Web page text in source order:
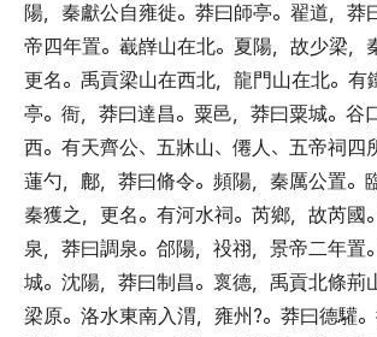
陽， 秦獻公自雍徙。 莽曰師亭。 翟道， 莽
帝四年置。 嶻嶭山在北。 夏陽， 故少梁，
更名。 禹貢梁山在西北， 龍門山在北。 有
亭。 衙， 莽曰達昌。 粟邑， 莽曰粟城。 谷
西。 有天齊公、 五牀山、 僊人、 五帝祠四
蓮勺， 鄜， 莽曰脩令。 頻陽， 秦厲公置。
秦獲之， 更名。 有河水祠。 芮鄉， 故芮國。
泉， 莽曰調泉。 郃陽， 祋祤， 景帝二年置。
城。 沈陽， 莽曰制昌。 褱德， 禹貢北條荊
梁原。 洛水東南入渭， 雍州?。 莽曰德驩。